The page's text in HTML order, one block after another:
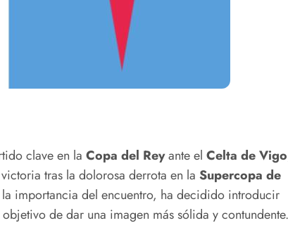
clave en la Copa del Reyante el Celta de Vigo
tras la dolorosa derrota en la Supercopa de
importancia del encuentro, ha decidido introducir
de dar una imagen más sólida y contundente.